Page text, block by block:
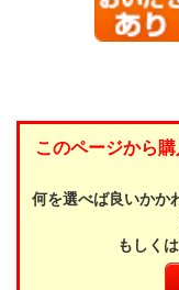
このページから
何を選べば良いかか
もしく